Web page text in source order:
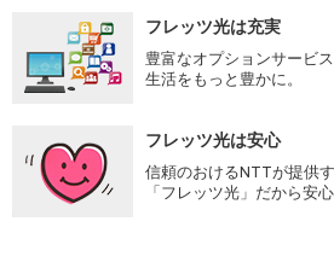
フレッツ光は充実
豊富なオプションサービス
生活をもっと豊かに。
フレッツ光は安心
信頼のおけるNTTが提供
「フレッツ光」だから安心